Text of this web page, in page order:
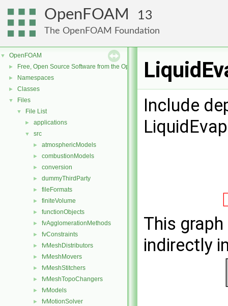
OpenFOAM 13
The OpenFOAM Foundation
▼ OpenFOAM
► Free, Open Source Software from the OpenFOAM Foundation
► Namespaces
► Classes
▼ Files
▼ File List
► applications
▼ src
► atmosphericModels
► combustionModels
► conversion
► dummyThirdParty
► fileFormats
► finiteVolume
► functionObjects
► fvAgglomerationMethods
► fvConstraints
► fvMeshDistributors
► fvMeshMovers
► fvMeshStitchers
► fvMeshTopoChangers
► fvModels
► fvMotionSolver
Include
This
indirectly